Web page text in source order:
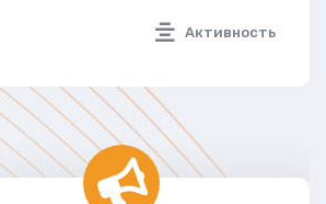
Активность